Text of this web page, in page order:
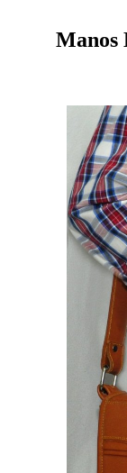
Manos